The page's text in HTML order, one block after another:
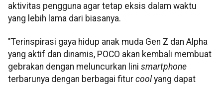
aktivitas pengguna agar tetap eksis dalam waktu
yang lebih lama dari biasanya.
"Terinspirasi gaya hidup anak muda Gen Z dan Alpha
yang aktif dan dinamis, POCO akan kembali membuat
gebrakan dengan meluncurkan lini smartphone
terbarunya dengan berbagai fitur cool yang dapat